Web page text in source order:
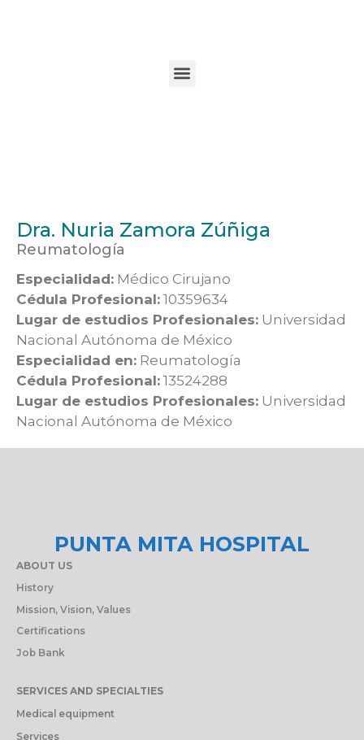
Dra. Nuria Zamora Zúñiga
Reumatología
Especialidad: Médico Cirujano
Cédula Profesional: 10359634
Lugar de estudios Profesionales: Universidad
Nacional Autónoma de México
Especialidad en: Reumatología
Cédula Profesional: 13524288
Lugar de estudios Profesionales: Universidad
Nacional Autónoma de México
PUNTA MITA HOSPITAL
ABOUT US
History
Mission, Vision, Values
Certifications
Job Bank
SERVICES AND SPECIALTIES
Medical equipment
Services